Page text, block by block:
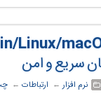
سریع و امن
نرم افزار ← ‏ ارتباطات ← ‏